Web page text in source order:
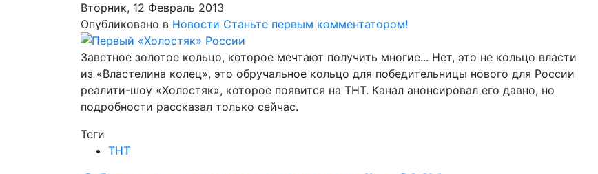
Вторник, 12 Февраль 2013
Опубликовано в Новости Станьте первым комментатором!
Заветное золотое кольцо, которое мечтают получить многие... Нет, это не кольцо власти
из «Властелина колец», это обручальное кольцо для победительницы нового для России
реалити-шоу «Холостяк», которое появится на ТНТ. Канал анонсировал его давно, но
подробности рассказал только сейчас.
Теги
ТНТ